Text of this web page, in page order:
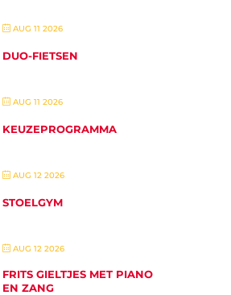
AUG 11 2026
DUO-FIETSEN
AUG 11 2026
KEUZEPROGRAMMA
AUG 12 2026
STOELGYM
AUG 12 2026
FRITS GIELTJES MET PIANO
EN ZANG